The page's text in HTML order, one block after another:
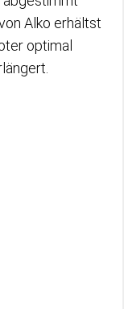
Alko erhältst
optimal